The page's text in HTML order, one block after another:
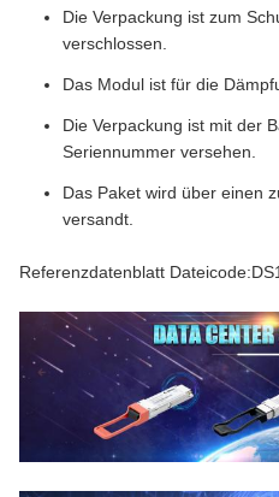
Die Verpackung ist zum
verschlossen.
Das Modul ist für die
Die Verpackung ist mit der
Seriennummer versehen.
Das Paket wird über einen
versandt.
Referenzdatenblatt